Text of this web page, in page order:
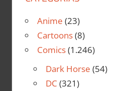
Anime (23)
Cartoons(8)
Comics(1.246)
Dark Horse (54)
DC (321)